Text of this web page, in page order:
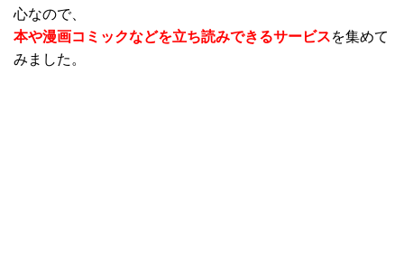
心なので、
本や漫画コミックなどを立ち読みできるサービスを集めて
みました。